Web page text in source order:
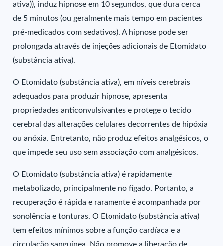
ativa)), induz hipnose em 10 segundos, que dura cerca
de 5 minutos (ou geralmente mais tempo em pacientes
pré-medicados com sedativos). A hipnose pode ser
prolongada através de injeções adicionais de Etomidato
(substância ativa).
O Etomidato (substância ativa), em níveis cerebrais
adequados para produzir hipnose, apresenta
propriedades anticonvulsivantes e protege o tecido
cerebral das alterações celulares decorrentes de hipóxia
ou anóxia. Entretanto, não produz efeitos analgésicos, o
que impede seu uso sem associação com analgésicos.
O Etomidato (substância ativa) é rapidamente
metabolizado, principalmente no fígado. Portanto, a
recuperação é rápida e raramente é acompanhada por
sonolência e tonturas. O Etomidato (substância ativa)
tem efeitos mínimos sobre a função cardíaca e a
circulação sanguínea. Não promove a liberação de